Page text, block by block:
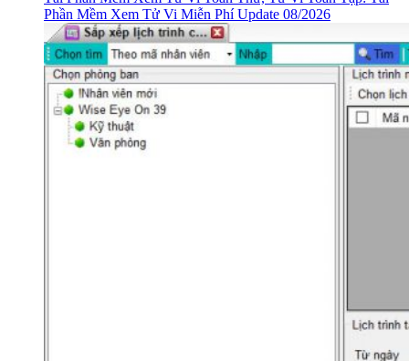
Phần Mềm Xem Tử Vi Miễn Phí Update 08/2026